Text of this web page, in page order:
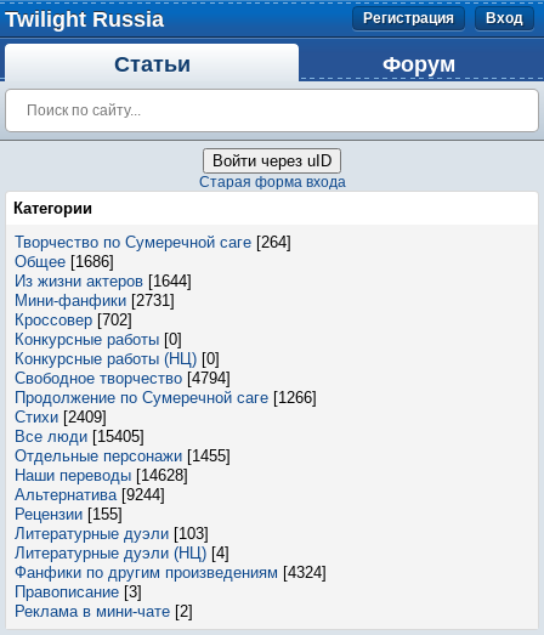
Twilight Russia Регистрация Вход
Статьи Форум
Войти через uID
Старая форма входа
Категории
Творчество по Сумеречной саге [264]
Общее [1686]
Из жизни актеров [1644]
Мини-фанфики [2731]
Кроссовер [702]
Конкурсные работы [0]
Конкурсные работы (НЦ) [0]
Свободное творчество [4794]
Продолжение по Сумеречной саге [1266]
Стихи [2409]
Все люди [15405]
Отдельные персонажи [1455]
Наши переводы [14628]
Альтернатива [9244]
Рецензии [155]
Литературные дуэли [103]
Литературные дуэли (НЦ) [4]
Фанфики по другим произведениям [4324]
Правописание [3]
Реклама в мини-чате [2]